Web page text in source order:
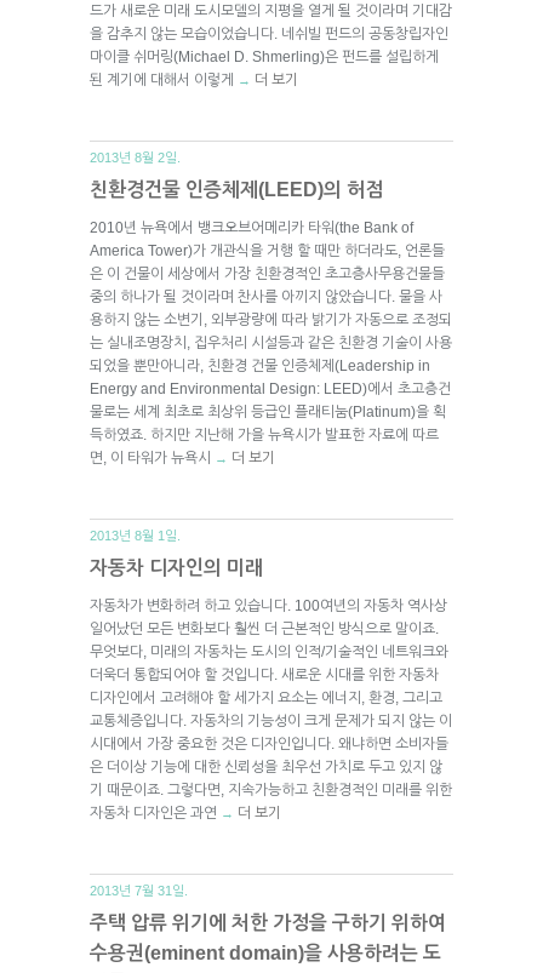
드가 새로운 미래 도시모델의 지평을 열게 될 것이라며 기대감
을 감추지 않는 모습이었습니다. 네쉬빌 펀드의 공동창립자인
마이클 쉬머링(Michael D. Shmerling)은 펀드를 설립하게
된 계기에 대해서 이렇게
→ 더 보기
2013년 8월 2일.
친환경건물 인증체제(LEED)의 허점
2010년 뉴욕에서 뱅크오브어메리카 타워(the Bank of
America Tower)가 개관식을 거행 할 때만 하더라도, 언론들
은 이 건물이 세상에서 가장 친환경적인 초고층사무용건물들
중의 하나가 될 것이라며 찬사를 아끼지 않았습니다. 물을 사
용하지 않는 소변기, 외부광량에 따라 밝기가 자동으로 조정되
는 실내조명장치, 집우처리 시설등과 같은 친환경 기술이 사용
되었을 뿐만아니라, 친환경 건물 인증체제(Leadership in
Energy and Environmental Design: LEED)에서 초고층건
물로는 세계 최초로 최상위 등급인 플래티눔(Platinum)을 획
득하였죠. 하지만 지난해 가을 뉴욕시가 발표한 자료에 따르
면, 이 타워가 뉴욕시
→ 더 보기
2013년 8월 1일.
자동차 디자인의 미래
자동차가 변화하려 하고 있습니다. 100여년의 자동차 역사상
일어났던 모든 변화보다 훨씬 더 근본적인 방식으로 말이죠.
무엇보다, 미래의 자동차는 도시의 인적/기술적인 네트워크와
더욱더 통합되어야 할 것입니다. 새로운 시대를 위한 자동차
디자인에서 고려해야 할 세가지 요소는 에너지, 환경, 그리고
교통체증입니다. 자동차의 기능성이 크게 문제가 되지 않는 이
시대에서 가장 중요한 것은 디자인입니다. 왜냐하면 소비자들
은 더이상 기능에 대한 신뢰성을 최우선 가치로 두고 있지 않
기 때문이죠. 그렇다면, 지속가능하고 친환경적인 미래를 위한
자동차 디자인은 과연 → 더 보기
2013년 7월 31일.
주택 압류 위기에 처한 가정을 구하기 위하여
수용권(eminent domain)을 사용하려는 도